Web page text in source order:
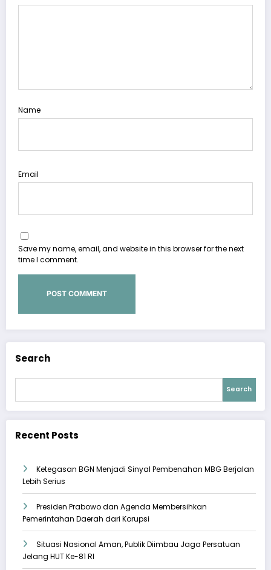
Name
Email
Save my name, email, and website in this browser for the next
time I comment.
Search
Search
Recent Posts
Ketegasan BGN Menjadi Sinyal Pembenahan MBG Berjalan
Lebih Serius
Presiden Prabowo dan Agenda Membersihkan
Pemerintahan Daerah dari Korupsi
Situasi Nasional Aman, Publik Diimbau Jaga Persatuan
Jelang HUT Ke-81 RI